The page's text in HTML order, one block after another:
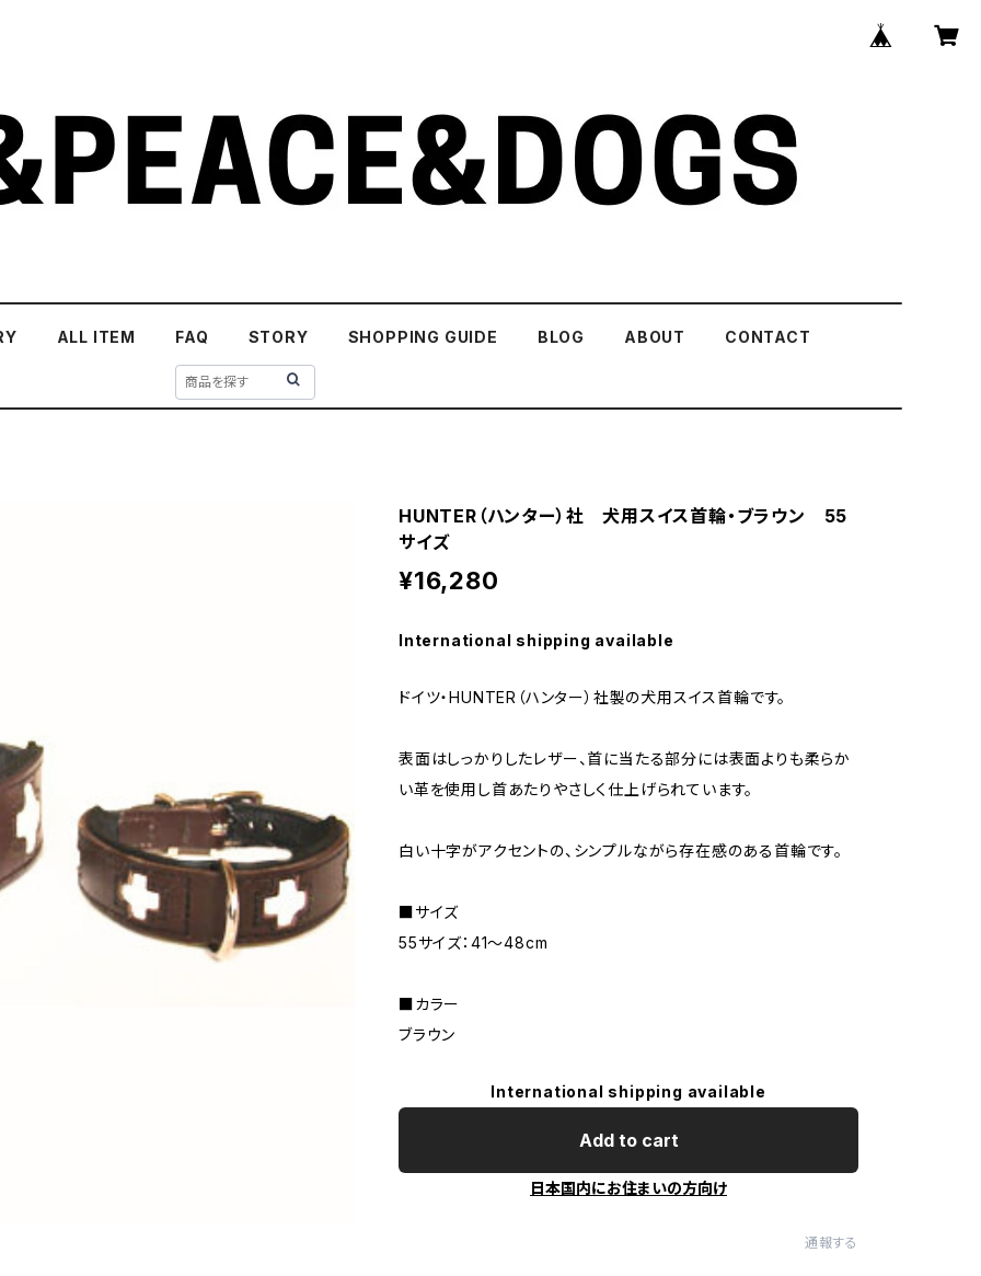
ALL ITEM FAQ STORY SHOPPING GUIDE BLOG ABOUT CONTACT
HUNTER（ハンター）社 犬用スイス首輪・ブラウン 55
サイズ
¥16,280
International shipping available
ドイツ・HUNTER（ハンター）社製の犬用スイス首輪です。
表面はしっかりしたレザー、首に当たる部分には表面よりも柔らか
い革を使用し首あたりやさしく仕上げられています。
白い十字がアクセントの、シンプルながら存在感のある首輪です。
■サイズ
55サイズ：41〜48cm
■カラー
ブラウン
International shipping available
Add to cart
日本国内にお住まいの方向け
通報する